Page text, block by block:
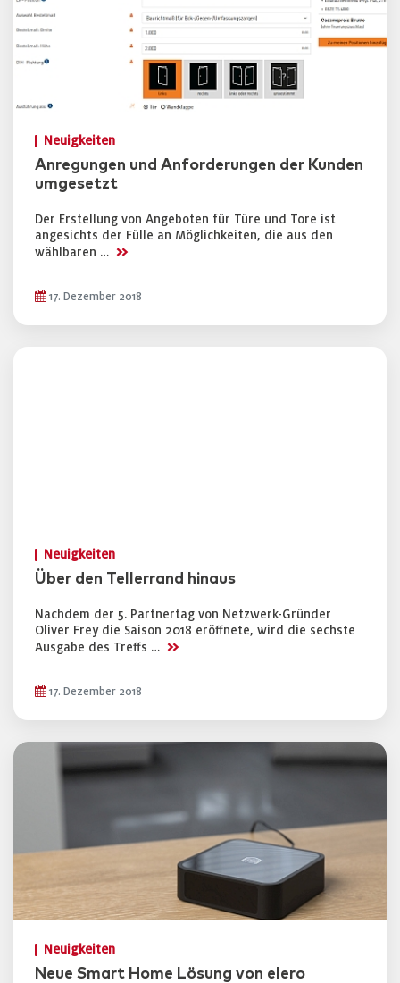
Neuigkeiten
Anregungen und Anforderungen der Kunden
umgesetzt
Der Erstellung von Angeboten für Türe und Tore ist
angesichts der Fülle an Möglichkeiten, die aus den
wählbaren … >>
17. Dezember 2018
Neuigkeiten
Über den Tellerrand hinaus
Nachdem der 5. Partnertag von Netzwerk-Gründer
Oliver Frey die Saison 2018 eröffnete, wird die sechste
Ausgabe des Treffs … >>
17. Dezember 2018
Neuigkeiten
Neue Smart Home Lösung von elero